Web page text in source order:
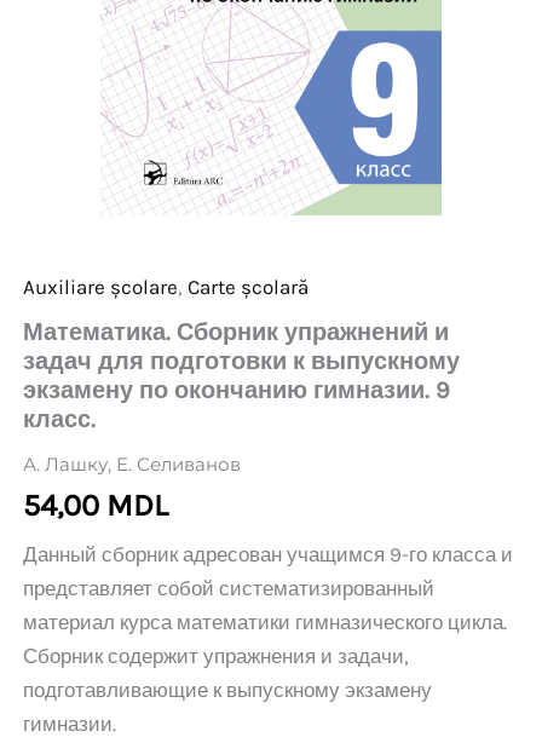
Auxiliare școlare,Carte școlară
Математика. Сборник упражнений и
задач для подготовки к выпускному
экзамену по окончанию гимназии. 9
класс.
А. Лашку, Е. Селиванов
54,00 MDL
Данный сборник адресован учащимся 9-го класса и
представляет собой систематизированный
материал курса математики гимназического цикла.
Сборник содержит упражнения и задачи,
подготавливающие к выпускному экзамену
гимназии.